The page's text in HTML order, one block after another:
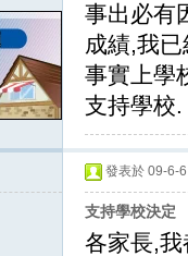
事出必有
成績,我
事實上學
支持學校.
發表於 09-6-
支持學校決定
各家長,